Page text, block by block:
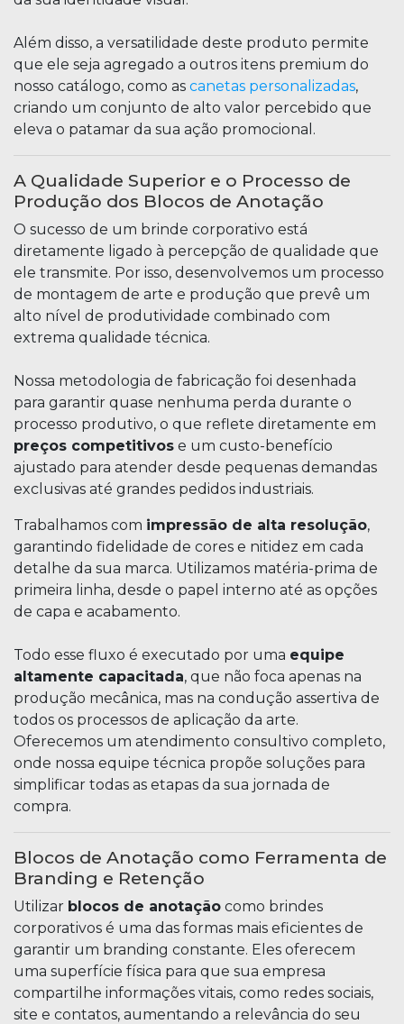
Além disso, a versatilidade deste produto permite
que ele seja agregado a outros itens premium do
nosso catálogo, como as canetas personalizadas,
criando um conjunto de alto valor percebido que
eleva o patamar da sua ação promocional.
A Qualidade Superior e o Processo de
Produção dos Blocos de Anotação
O sucesso de um brinde corporativo está
diretamente ligado à percepção de qualidade que
ele transmite. Por isso, desenvolvemos um processo
de montagem de arte e produção que prevê um
alto nível de produtividade combinado com
extrema qualidade técnica.
Nossa metodologia de fabricação foi desenhada
para garantir quase nenhuma perda durante o
processo produtivo, o que reflete diretamente em
preços competitivos e um custo-benefício
ajustado para atender desde pequenas demandas
exclusivas até grandes pedidos industriais.
Trabalhamos com impressão de alta resolução,
garantindo fidelidade de cores e nitidez em cada
detalhe da sua marca. Utilizamos matéria-prima de
primeira linha, desde o papel interno até as opções
de capa e acabamento.
Todo esse fluxo é executado por uma equipe
altamente capacitada, que não foca apenas na
produção mecânica, mas na condução assertiva de
todos os processos de aplicação da arte.
Oferecemos um atendimento consultivo completo,
onde nossa equipe técnica propõe soluções para
simplificar todas as etapas da sua jornada de
compra.
Blocos de Anotação como Ferramenta de
Branding e Retenção
Utilizar blocos de anotação como brindes
corporativos é uma das formas mais eficientes de
garantir um branding constante. Eles oferecem
uma superfície física para que sua empresa
compartilhe informações vitais, como redes sociais,
site e contatos, aumentando a relevância do seu